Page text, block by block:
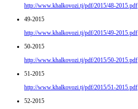
http://www.khalkovozi.tj/pdf/2015/48-2015.pdf
49-2015
http://www.khalkovozi.tj/pdf/2015/49-2015.pdf
50-2015
http://www.khalkovozi.tj/pdf/2015/50-2015.pdf
51-2015
http://www.khalkovozi.tj/pdf/2015/51-2015.pdf
52-2015